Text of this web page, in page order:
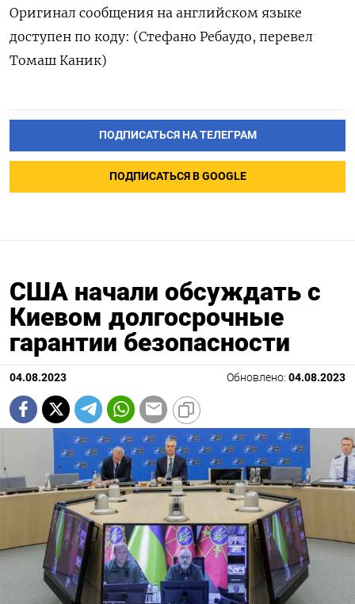
Оригинал сообщения на английском языке
доступен по коду: (Стефано Ребаудо, перевел
Томаш Каник)
ПОДПИСАТЬСЯ НА ТЕЛЕГРАМ
ПОДПИСАТЬСЯ В GOOGLE
США начали обсуждать с
Киевом долгосрочные
гарантии безопасности
04.08.2023 Обновлено: 04.08.2023